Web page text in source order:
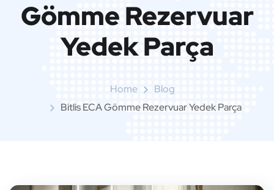
Gömme Rezervuar
Yedek Parça
Home
Blog
Bitlis ECA Gömme Rezervuar Yedek Parça